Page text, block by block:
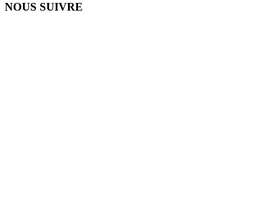
NOUS SUIVRE